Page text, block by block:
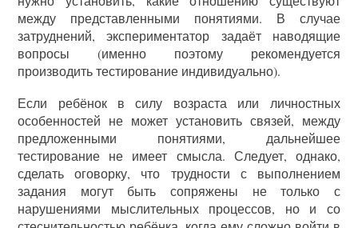
между представленными понятиями. В случае
затруднений, экспериментатор задаёт наводящие
вопросы (именно поэтому рекомендуется
производить тестирование индивидуально).
Если ребёнок в силу возраста или личностных
особенностей не может установить связей, между
предложенными понятиями, дальнейшее
тестирование не имеет смысла. Следует, однако,
сделать оговорку, что трудности с выполнением
задания могут быть сопряжены не только с
нарушениями мыслительных процессов, но и со